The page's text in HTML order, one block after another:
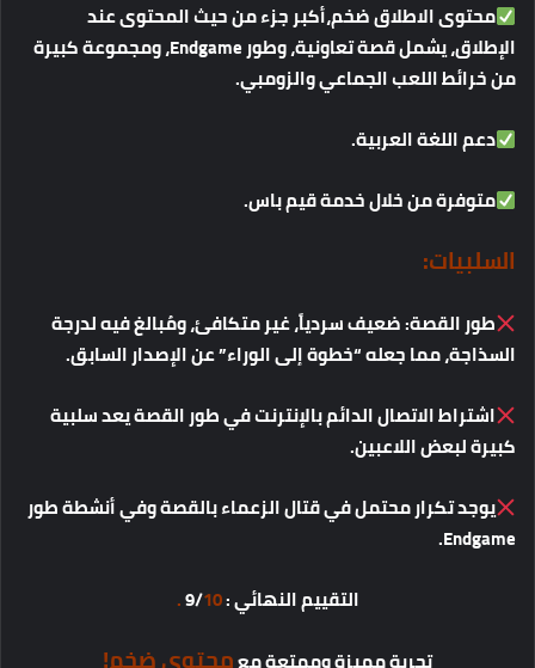
محتوىالاطلاقضخم،أكبرجزءمنحيثالمحتوىعند
الإطلاق،يشملقصةتعاونية،وطور ،ومجموعةكبيرة
منخرائطاللعبالجماعيوالزومبي.
دعماللغةالعربية.
متوفرةمنخلالخدمةقيمباس.
السلبيات:
طورالقصة:ضعيفسردياً،غيرمتكافئ،ومُبالغفيهلدرجة
السذاجة،مماجعله“خطوةإلىالوراء”عنالإصدارالسابق.
اشتراطالاتصالالدائمبالإنترنتفيطورالقصةيعدسلبية
كبيرةلبعضاللاعبين.
يوجدتكرارمحتملفيقتالالزعماءبالقصةوفيأنشطةطور
Endgame.
التقييمالنهائي: 9/
10 .